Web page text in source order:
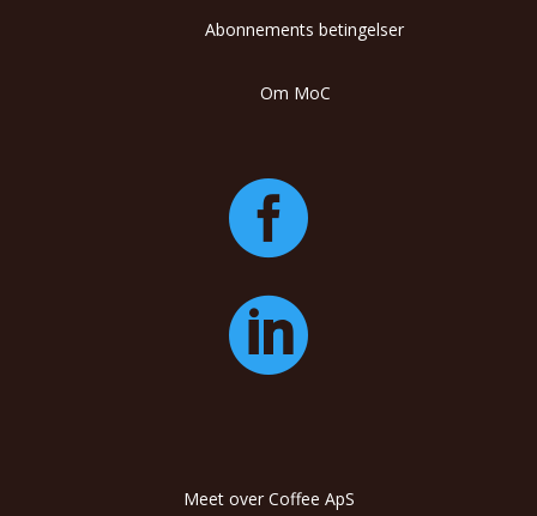
Abonnements betingelser
Om MoC


Meet over Coffee ApS